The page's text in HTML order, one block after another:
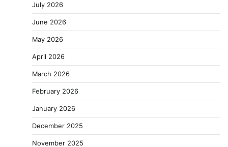
July 2026
June 2026
May 2026
April 2026
March 2026
February 2026
January 2026
December 2025
November 2025